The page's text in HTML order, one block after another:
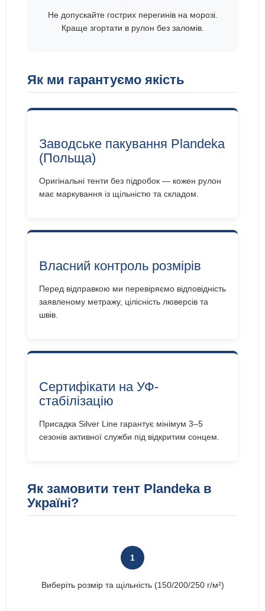
Не допускайте гострих перегинів на морозі.
Краще згортати в рулон без заломів.
Як ми гарантуємо якість
Заводське пакування Plandeka
(Польща)
Оригінальні тенти без підробок — кожен рулон
має маркування із щільністю та складом.
Власний контроль розмірів
Перед відправкою ми перевіряємо відповідність
заявленому метражу, цілісність люверсів та
швів.
Сертифікати на УФ-
стабілізацію
Присадка Silver Line гарантує мінімум 3–5
сезонів активної служби під відкритим сонцем.
Як замовити тент Plandeka в
Україні?
1
Виберіть розмір та щільність (150/200/250 г/м²)